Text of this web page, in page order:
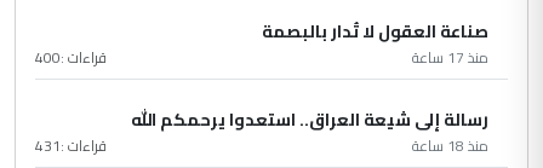
صناعة العقول لا تُدار بالبصمة
منذ 17 ساعة قراءات :400
رسالة إلى شيعة العراق.. استعدوا يرحمكم الله
منذ 18 ساعة قراءات :431